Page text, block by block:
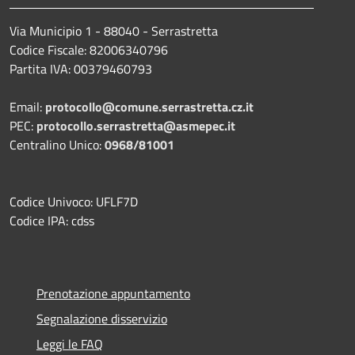
Via Municipio 1 - 88040 - Serrastretta
Codice Fiscale: 82006340796
Partita IVA: 00379460793
Email: protocollo@comune.serrastretta.cz.it
PEC: protocollo.serrastretta@asmepec.it
Centralino Unico:0968/81001
Codice Univoco: UFLF7D
Codice IPA: cdss
Prenotazione appuntamento
Segnalazione disservizio
Leggi le FAQ